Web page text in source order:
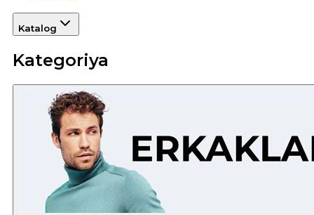
Katalog
Kategoriya